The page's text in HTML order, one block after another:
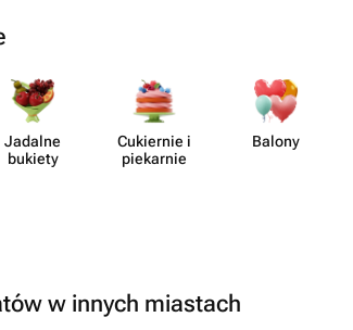
Jadalne
bukiety
Cukiernie i
piekarnie
Balony
w innych miastach